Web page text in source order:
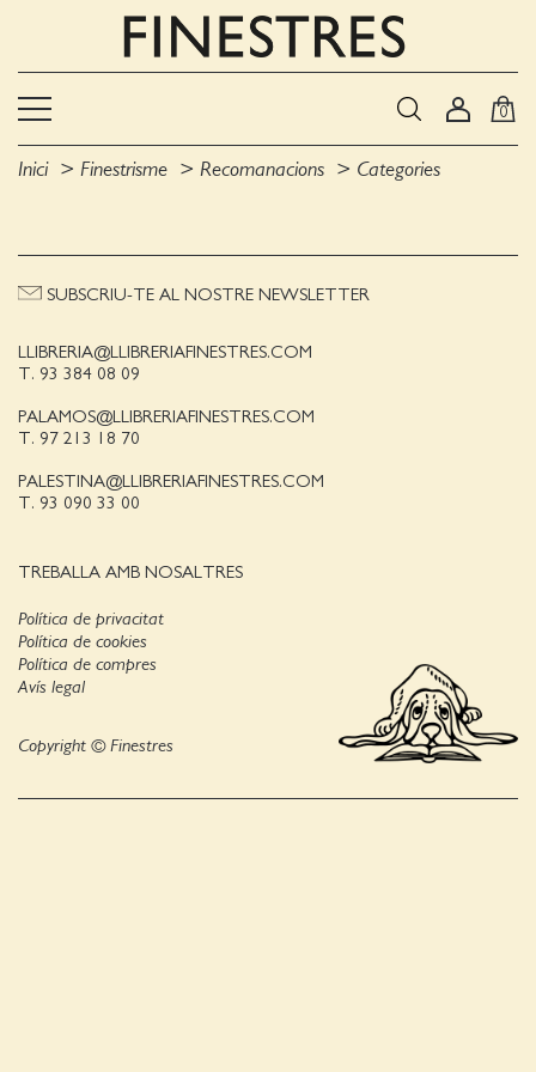
0
Inici Finestrisme Recomanacions Categories
LLIBRERIA@LLIBRERIAFINESTRES.COM
T. 93 384 08 09
PALAMOS@LLIBRERIAFINESTRES.COM
T. 97 213 18 70
PALESTINA@LLIBRERIAFINESTRES.COM
T. 93 090 33 00
TREBALLA AMB NOSALTRES
SUBSCRIU-TE AL NOSTRE NEWSLETTER
Política de privacitat
Política de cookies
Avís legal
Política de compres
Copyright © Finestres